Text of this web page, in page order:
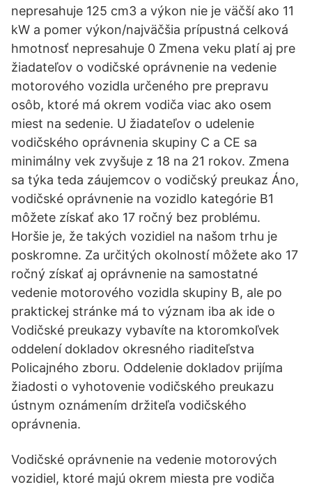
nepresahuje 125 cm3 a výkon nie je väčší ako 11
kW a pomer výkon/najväčšia prípustná celková
hmotnosť nepresahuje 0 Zmena veku platí aj pre
žiadateľov o vodičské oprávnenie na vedenie
motorového vozidla určeného pre prepravu
osôb, ktoré má okrem vodiča viac ako osem
miest na sedenie. U žiadateľov o udelenie
vodičského oprávnenia skupiny C a CE sa
minimálny vek zvyšuje z 18 na 21 rokov. Zmena
sa týka teda záujemcov o vodičský preukaz Áno,
vodičské oprávnenie na vozidlo kategórie B1
môžete získať ako 17 ročný bez problému.
Horšie je, že takých vozidiel na našom trhu je
poskromne. Za určitých okolností môžete ako 17
ročný získať aj oprávnenie na samostatné
vedenie motorového vozidla skupiny B, ale po
praktickej stránke má to význam iba ak ide o
Vodičské preukazy vybavíte na ktoromkoľvek
oddelení dokladov okresného riaditeľstva
Policajného zboru. Oddelenie dokladov prijíma
žiadosti o vyhotovenie vodičského preukazu
ústnym oznámením držiteľa vodičského
oprávnenia.
Vodičské oprávnenie na vedenie motorových
vozidiel, ktoré majú okrem miesta pre vodiča